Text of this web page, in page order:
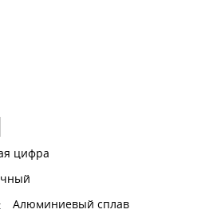
цифра
Алюминиевый сплав